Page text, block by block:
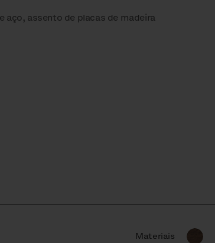
aço, assento de placas de madeira
Materiais